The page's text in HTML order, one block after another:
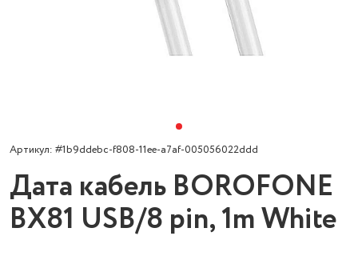
Артикул: #1b9ddebc-f808-11ee-a7af-005056022ddd
Дата кабель BOROFONE
BX81 USB/8 pin, 1m White